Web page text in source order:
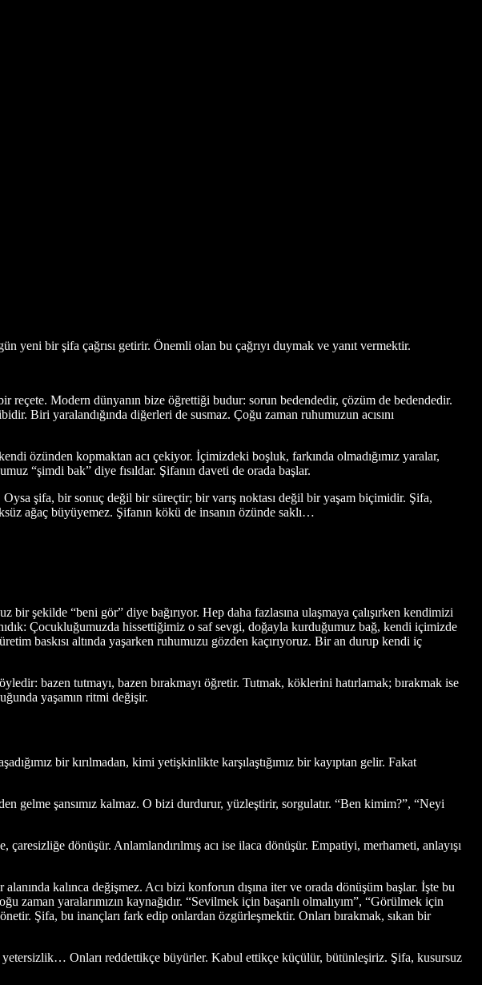
yeni bir şifa çağrısı getirir. Önemli olan bu çağrıyı duymak ve yanıt vermektir.
Modern dünyanın bize öğrettiği budur: sorun bedendedir, çözüm de bedendedir.
Biri yaralandığında diğerleri de susmaz. Çoğu zaman ruhumuzun acısını
özünden kopmaktan acı çekiyor. İçimizdeki boşluk, farkında olmadığımız yaralar,
“şimdi bak” diye fısıldar. Şifanın daveti de orada başlar.
şifa, bir sonuç değil bir süreçtir; bir varış noktası değil bir yaşam biçimidir. Şifa,
ağaç büyüyemez. Şifanın kökü de insanın özünde saklı…
şekilde “beni gör” diye bağırıyor. Hep daha fazlasına ulaşmaya çalışırken kendimizi
Çocukluğumuzda hissettiğimiz o saf sevgi, doğayla kurduğumuz bağ, kendi içimizde
baskısı altında yaşarken ruhumuzu gözden kaçırıyoruz. Bir an durup kendi iç
bazen tutmayı, bazen bırakmayı öğretir. Tutmak, köklerini hatırlamak; bırakmak ise
yaşamın ritmi değişir.
bir kırılmadan, kimi yetişkinlikte karşılaştığımız bir kayıptan gelir. Fakat
gelme şansımız kalmaz. O bizi durdurur, yüzleştirir, sorgulatır. “Ben kimim?”, “Neyi
dönüşür. Anlamlandırılmış acı ise ilaca dönüşür. Empatiyi, merhameti, anlayışı
kalınca değişmez. Acı bizi konforun dışına iter ve orada dönüşüm başlar. İşte bu
zaman yaralarımızın kaynağıdır. “Sevilmek için başarılı olmalıyım”, “Görülmek için
Şifa, bu inançları fark edip onlardan özgürleşmektir. Onları bırakmak, sıkan bir
yetersizlik… Onları reddettikçe büyürler. Kabul ettikçe küçülür, bütünleşiriz. Şifa, kusursuz